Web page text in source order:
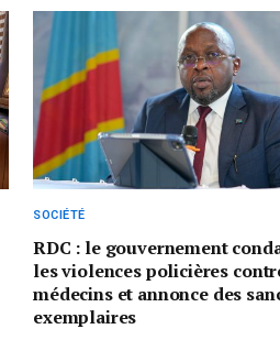
SOCIÉTÉ
RDC : le gouvernement
les violences policières
médecins et annonce des
exemplaires